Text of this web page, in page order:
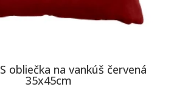
obliečka na vankúš červená
35x45cm